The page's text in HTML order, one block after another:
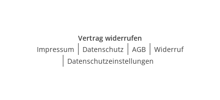
Vertrag widerrufen
Impressum
Datenschutz AGB
Widerruf
Datenschutzeinstellungen